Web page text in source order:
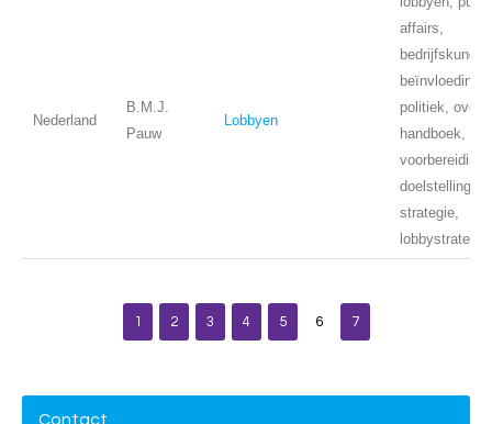
Nederland
B.M.J.
Pauw
Lobbyen
affairs,
bedrijfskunde,
beïnvloeding,
politiek,
handboek,
voorbereiding,
doelstelling,
strategie,
lobbystrategie
1 2 3 4 5 6 7
Contact